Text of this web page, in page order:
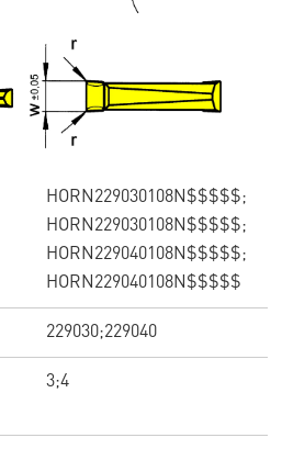
HORN229030108N$$$$$;
HORN229030108N$$$$$;
HORN229040108N$$$$$;
HORN229040108N$$$$$
229030;229040
3;4